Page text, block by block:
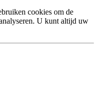
cookies om de
U kunt altijd uw